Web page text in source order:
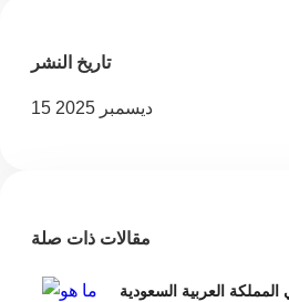
تاريخ النشر
15 ديسمبر 2025
مقالات ذات صلة
العربية السعودية